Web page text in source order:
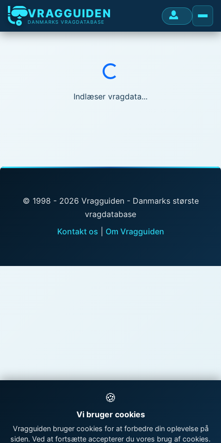
VRAGGUIDEN
DANMARKS VRAGDATABASE
Indlæser...
Indlæser vragdata...
© 1998 - 2026 Vragguiden - Danmarks største
vragdatabase
Kontakt os
Om Vragguiden
🍪
Vi bruger cookies
Vragguiden bruger cookies for at forbedre din oplevelse på
siden. Ved at fortsætte accepterer du vores brug af cookies.